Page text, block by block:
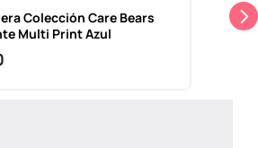
Colección Care Bears
Multi Print Azul